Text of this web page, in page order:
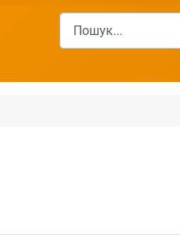
Пошук